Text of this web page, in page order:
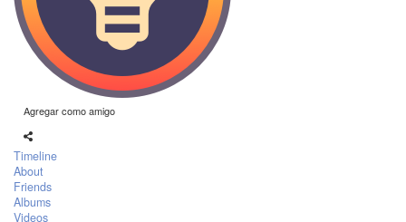
Agregar como amigo
Timeline
About
Friends
Albums
Videos